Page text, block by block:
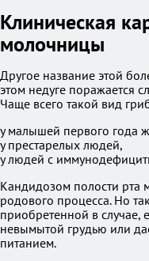
Клиническая
молочницы
Другое название этой
этом недуге поражается
Чаще всего такой вид
у малышей первого года
у престарелых людей,
у людей с
Кандидозом полости рта
родового процесса. Но
приобретенной в
невымытой грудью или
питанием.